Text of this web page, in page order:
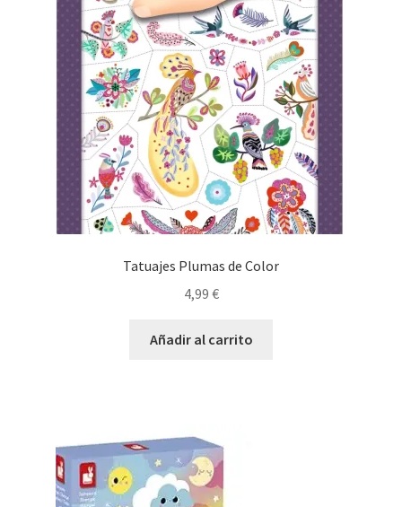
Tatuajes Plumas de Color
4,99 €
Añadir al carrito